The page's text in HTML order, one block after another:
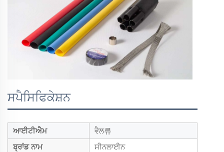
ਸਪੈਸਿਫਿਕੇਸ਼ਨ
ਆਈਟੀਐਮ
ਵੈਲ류
ਬ੍ਰਾਂਡ ਨਾਮ
ਸੀਨਲਾਈਨ